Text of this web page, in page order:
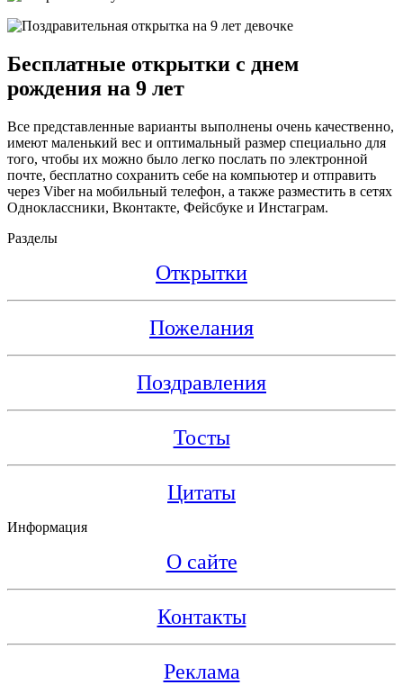
Бесплатные открытки с днем
рождения на 9 лет
Все представленные варианты выполнены очень качественно,
имеют маленький вес и оптимальный размер специально для
того, чтобы их можно было легко послать по электронной
почте, бесплатно сохранить себе на компьютер и отправить
через Viber на мобильный телефон, а также разместить в сетях
Одноклассники, Вконтакте, Фейсбуке и Инстаграм.
Разделы
Открытки
Пожелания
Поздравления
Тосты
Цитаты
Информация
О сайте
Контакты
Реклама